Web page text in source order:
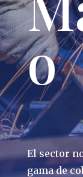
o
El sector
gama de